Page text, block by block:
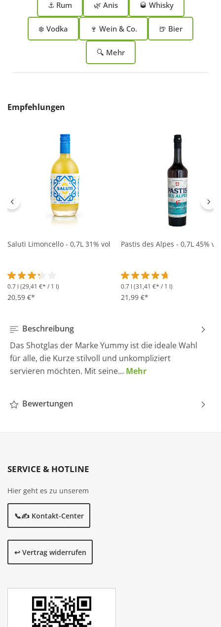
⚓ Rum 🌿 Anis 🥃 Whisky
❄️ Vodka 🍷 Wein & Co. 🍺 Bier
🔍 Mehr
Produktgalerie überspringen
Empfehlungen
Saluti Limoncello - 0,7L 31% vol
Durchschnittliche Bewertung von 3.2 von 5 Sternen
0.7 l (29,41 €* / 1 l)
20,59 €*
Pastis des Alpes - 0,7L 45% vol
Durchschnittliche
0.7 l (31,41 €* / 1 l)
21,99 €*
Beschreibung
Das Shotglas der Marke Yummy ist die ideale Wahl
für alle, die Kurze stilvoll und unkompliziert
servieren möchten. Mit seine… Mehr
Bewertungen
SERVICE & HOTLINE
Hier geht es zu unserem
📞✍️ Kontakt-Center
↩️ Vertrag widerrufen